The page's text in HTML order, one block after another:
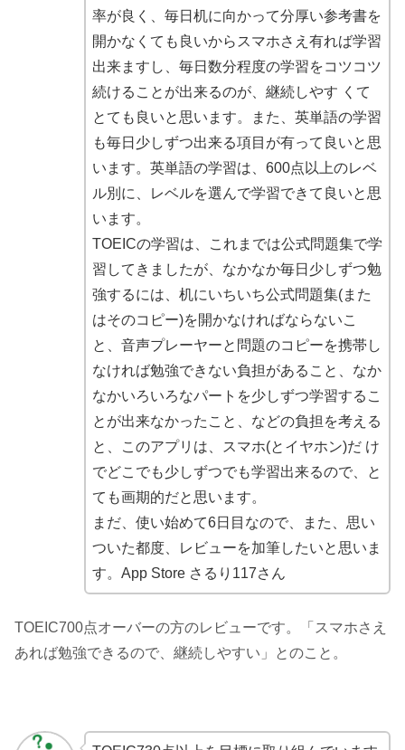
率が良く、毎日机に向かって分厚い参考書を
開かなくても良いからスマホさえ有れば学習
出来ますし、毎日数分程度の学習をコツコツ
続けることが出来るのが、継続しやす くて
とても良いと思います。また、英単語の学習
も毎日少しずつ出来る項目が有って良いと思
います。英単語の学習は、600点以上のレベ
ル別に、レベルを選んで学習できて良いと思
います。
TOEICの学習は、これまでは公式問題集で学
習してきましたが、なかなか毎日少しずつ勉
強するには、机にいちいち公式問題集(また
はそのコピー)を開かなければならないこ
と、音声プレーヤーと問題のコピーを携帯し
なければ勉強できない負担があること、なか
なかいろいろなパートを少しずつ学習するこ
とが出来なかったこと、などの負担を考える
と、このアプリは、スマホ(とイヤホン)だ け
でどこでも少しずつでも学習出来るので、と
ても画期的だと思います。
まだ、使い始めて6日目なので、また、思い
ついた都度、レビューを加筆したいと思いま
す。App Store さるり117さん
TOEIC700点オーバーの方のレビューです。「スマホさえ
あれば勉強できるので、継続しやすい」とのこと。